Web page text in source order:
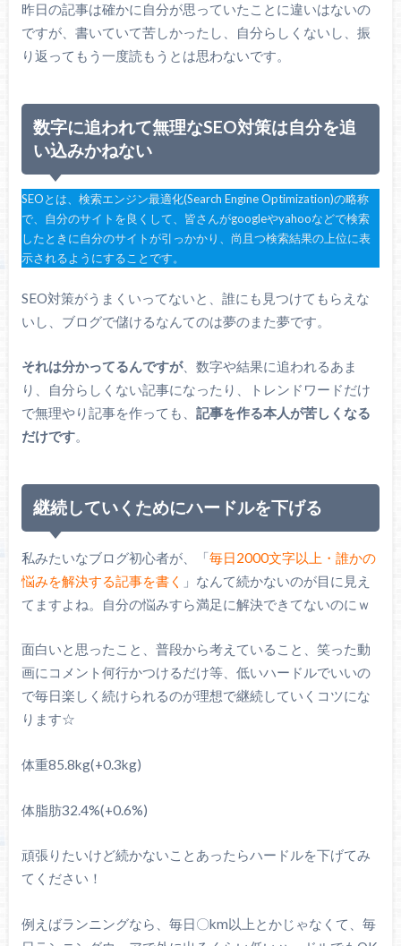
昨日の記事は確かに自分が思っていたことに違いはないの
ですが、書いていて苦しかったし、自分らしくないし、振
り返ってもう一度読もうとは思わないです。
数字に追われて無理なSEO対策は自分を追
い込みかねない
SEOとは、検索エンジン最適化(Search Engine Optimization)の略称
で、自分のサイトを良くして、皆さんがgoogleやyahooなどで検索
したときに自分のサイトが引っかかり、尚且つ検索結果の上位に表
示されるようにすることです。
SEO対策がうまくいってないと、誰にも見つけてもらえな
いし、ブログで儲けるなんてのは夢のまた夢です。
それは分かってるんですが、数字や結果に追われるあま
り、自分らしくない記事になったり、トレンドワードだけ
で無理やり記事を作っても、 記事を作る本人が苦しくなる
だけです。
継続していくためにハードルを下げる
私みたいなブログ初心者が、「毎日2000文字以上・誰かの
悩みを解決する記事を書く 」なんて続かないのが目に見え
てますよね。自分の悩みすら満足に解決できてないのにｗ
面白いと思ったこと、普段から考えていること、笑った動
画にコメント何行かつけるだけ等、低いハードルでいいの
で毎日楽しく続けられるのが理想で継続していくコツにな
ります☆
体重85.8kg(+0.3kg)
体脂肪32.4%(+0.6%)
頑張りたいけど続かないことあったらハードルを下げてみ
てください！
例えばランニングなら、毎日〇km以上とかじゃなくて、毎